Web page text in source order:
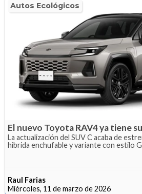
Autos Ecológicos
El nuevo Toyota RAV4 ya tiene
La actualización del SUV C acaba de
hibrida enchufable y variante con estilo
Raul Farias
Miércoles, 11 de marzo de 2026